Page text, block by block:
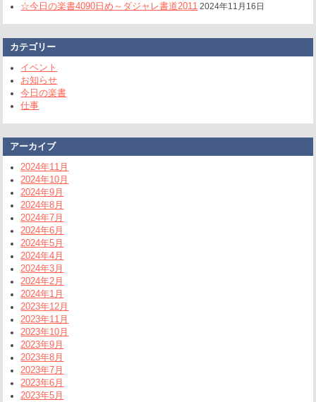
☆今日の楽書4090日め～ダジャレ書道2011 2024年11月16日
カテゴリー
イベント
お知らせ
今日の楽書
仕事
アーカイブ
2024年11月
2024年10月
2024年9月
2024年8月
2024年7月
2024年6月
2024年5月
2024年4月
2024年3月
2024年2月
2024年1月
2023年12月
2023年11月
2023年10月
2023年9月
2023年8月
2023年7月
2023年6月
2023年5月